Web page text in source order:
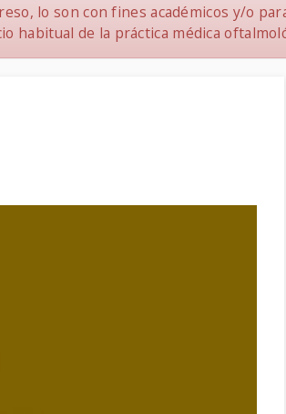
lo son con fines académicos y/o
habitual de la práctica médica